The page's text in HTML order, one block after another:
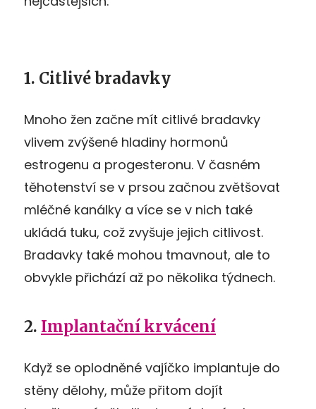
1. Citlivé bradavky
Mnoho žen začne mít citlivé bradavky
vlivem zvýšené hladiny hormonů
estrogenu a progesteronu. V časném
těhotenství se v prsou začnou zvětšovat
mléčné kanálky a více se v nich také
ukládá tuku, což zvyšuje jejich citlivost.
Bradavky také mohou tmavnout, ale to
obvykle přichází až po několika týdnech.
2. Implantační krvácení
Když se oplodněné vajíčko implantuje do
stěny dělohy, může přitom dojít